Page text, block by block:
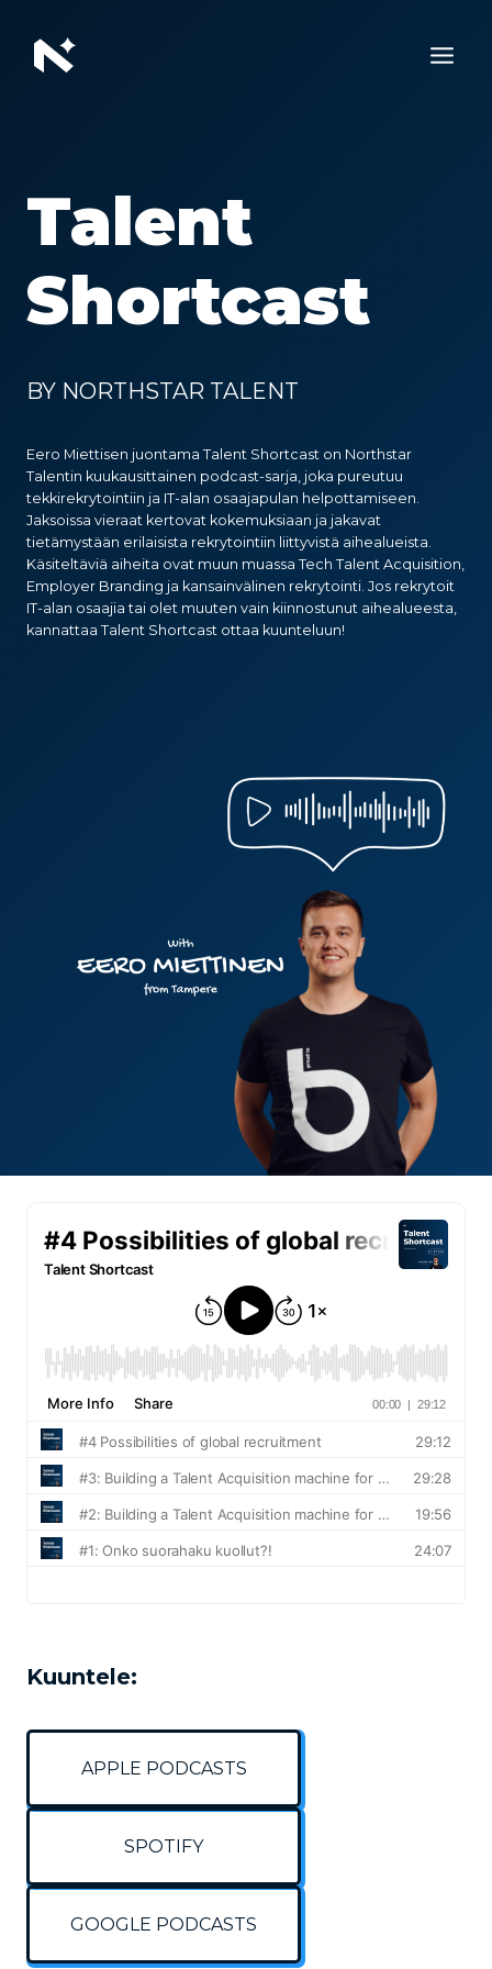
sisältöön
Talent
Shortcast
BY NORTHSTAR TALENT
Eero Miettisen juontama Talent Shortcast on Northstar
Talentin kuukausittainen podcast-sarja, joka pureutuu
tekkirekrytointiin ja IT-alan osaajapulan helpottamiseen.
Jaksoissa vieraat kertovat kokemuksiaan ja jakavat
tietämystään erilaisista rekrytointiin liittyvistä aihealueista.
Käsiteltäviä aiheita ovat muun muassa Tech Talent Acquisition,
Employer Branding ja kansainvälinen rekrytointi. Jos rekrytoit
IT-alan osaajia tai olet muuten vain kiinnostunut aihealueesta,
kannattaa Talent Shortcast ottaa kuunteluun!
Kuuntele:
APPLE PODCASTS
SPOTIFY
GOOGLE PODCASTS